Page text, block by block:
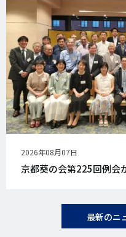
公
開
日
2026年08月07日
京都葵の会第225回例会
最新のニ